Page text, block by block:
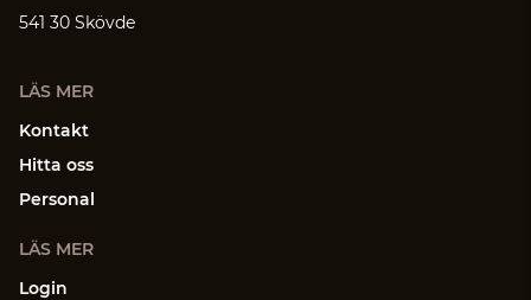
541 30 Skövde
LÄS MER
Kontakt
Hitta oss
Personal
LÄS MER
Login